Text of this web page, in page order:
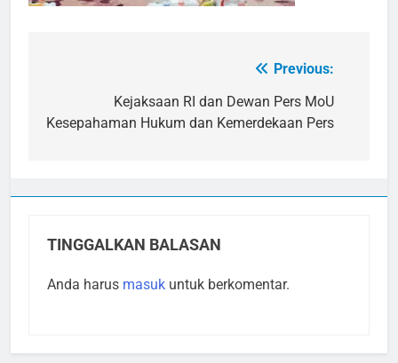
Previous:
Kejaksaan RI dan Dewan Pers MoU
Kesepahaman Hukum dan Kemerdekaan Pers
TINGGALKAN BALASAN
Anda harus masuk untuk berkomentar.